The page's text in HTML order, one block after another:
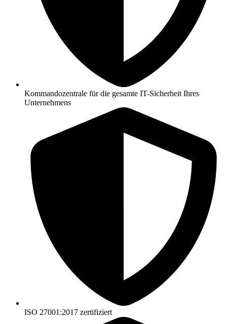
Kommandozentrale für die gesamte IT-Sicherheit Ihres
Unternehmens
ISO 27001:2017 zertifiziert